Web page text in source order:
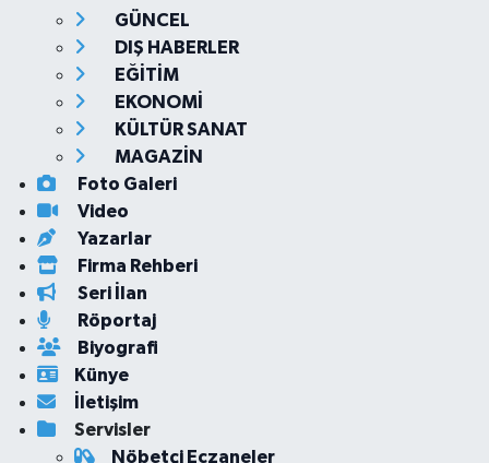
GÜNCEL
DIŞ HABERLER
EĞİTİM
EKONOMİ
KÜLTÜR SANAT
MAGAZİN
Foto Galeri
Video
Yazarlar
Firma Rehberi
Seri İlan
Röportaj
Biyografi
Künye
İletişim
Servisler
Nöbetçi Eczaneler